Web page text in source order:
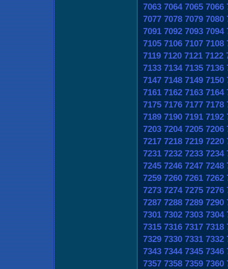
7063 7064 7065 7066
7077 7078 7079 7080
7091 7092 7093 7094
7105 7106 7107 7108
7119 7120 7121 7122
7133 7134 7135 7136
7147 7148 7149 7150
7161 7162 7163 7164
7175 7176 7177 7178
7189 7190 7191 7192
7203 7204 7205 7206
7217 7218 7219 7220
7231 7232 7233 7234
7245 7246 7247 7248
7259 7260 7261 7262
7273 7274 7275 7276
7287 7288 7289 7290
7301 7302 7303 7304
7315 7316 7317 7318
7329 7330 7331 7332
7343 7344 7345 7346
7357 7358 7359 7360